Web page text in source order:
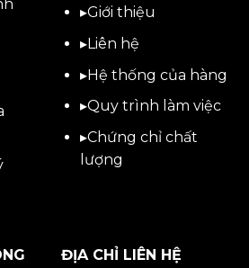
▸Giới thiệu
▸Liên hệ
▸Hệ thống của hàng
▸Quy trình làm việc
▸Chứng chỉ chất
lượng
ĐỊA CHỈ LIÊN HỆ